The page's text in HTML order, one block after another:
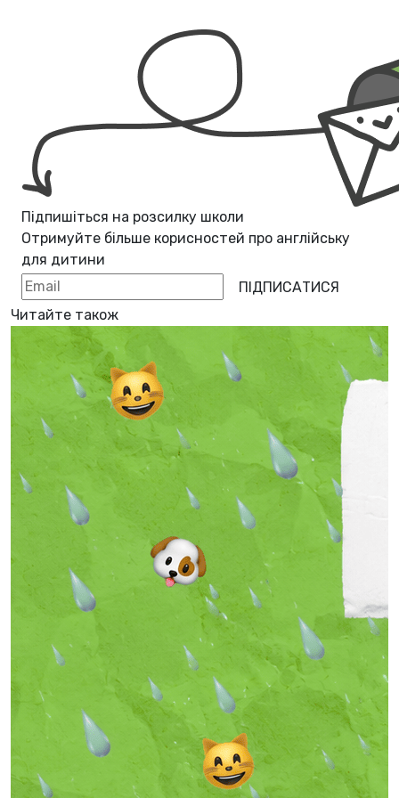
Підпишіться на розсилку школи
Отримуйте більше корисностей про англійську
для дитини
ПІДПИСАТИСЯ
Читайте також